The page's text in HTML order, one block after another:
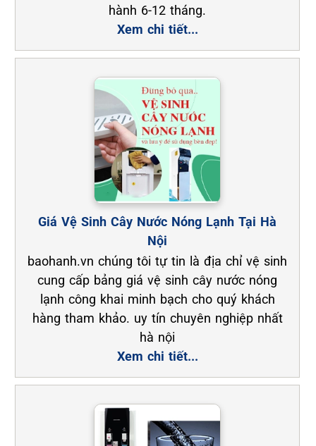
hành 6-12 tháng.
Xem chi tiết...
Giá Vệ Sinh Cây Nước Nóng Lạnh Tại Hà
Nội
baohanh.vn chúng tôi tự tin là địa chỉ vệ sinh
cung cấp bảng giá vệ sinh cây nước nóng
lạnh công khai minh bạch cho quý khách
hàng tham khảo. uy tín chuyên nghiệp nhất
hà nội
Xem chi tiết...